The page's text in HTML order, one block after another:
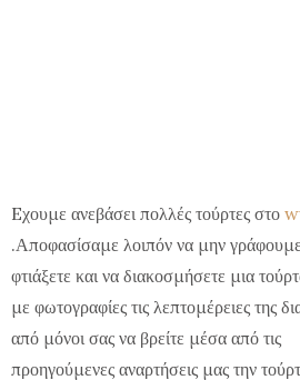
Eχουμε ανεβάσει πολλές τούρτες στο
.Αποφασίσαμε λοιπόν να μην
φτιάξετε και να διακοσμήσετε μια
με φωτογραφίες τις λεπτομέρειες της
από μόνοι σας να βρείτε μέσα από τις
προηγούμενες αναρτήσεις μας την